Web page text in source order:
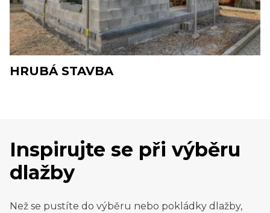
HRUBÁ STAVBA
Inspirujte se při výběru
dlažby
Než se pustíte do výběru nebo pokládky dlažby,